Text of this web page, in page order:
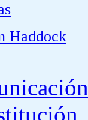
Haddock